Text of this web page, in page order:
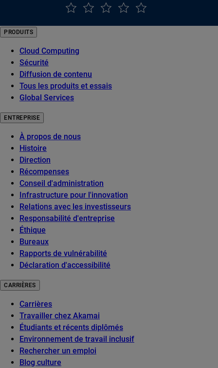
PRODUITS
Cloud Computing
Sécurité
Diffusion de contenu
Tous les produits et essais
Global Services
ENTREPRISE
À propos de nous
Histoire
Direction
Récompenses
Conseil d'administration
Infrastructure pour l'innovation
Relations avec les investisseurs
Responsabilité d'entreprise
Éthique
Bureaux
Rapports de vulnérabilité
Déclaration d'accessibilité
CARRIÈRES
Carrières
Travailler chez Akamai
Étudiants et récents diplômés
Environnement de travail inclusif
Rechercher un emploi
Blog culture